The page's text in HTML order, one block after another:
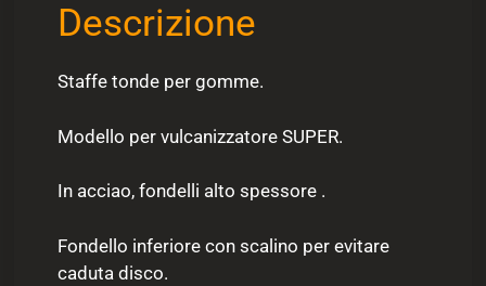
Descrizione
Staffe tonde per gomme.
Modello per vulcanizzatore SUPER.
In acciao, fondelli alto spessore .
Fondello inferiore con scalino per evitare
caduta disco.